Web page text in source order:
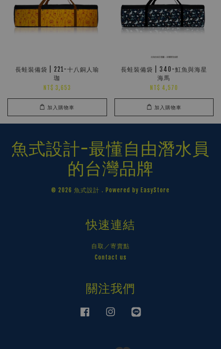
長蛙裝備袋 | 221-十八銅人瑜
珈
NT$ 3,653
加入購物車
長蛙裝備袋 | 340-魟魚與海星
海馬
NT$ 4,570
加入購物車
魚式設計-最懂自由潛水員
的台灣品牌
© 2026 魚式設計 . Powered by EasyStore
快速連結
自取／寄賣點
Contact us
關注我們
Facebook Instagram